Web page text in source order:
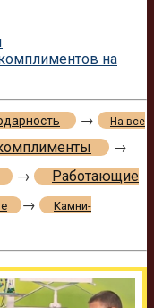
на
→ На все
→
→
Работающие
→
Камни-